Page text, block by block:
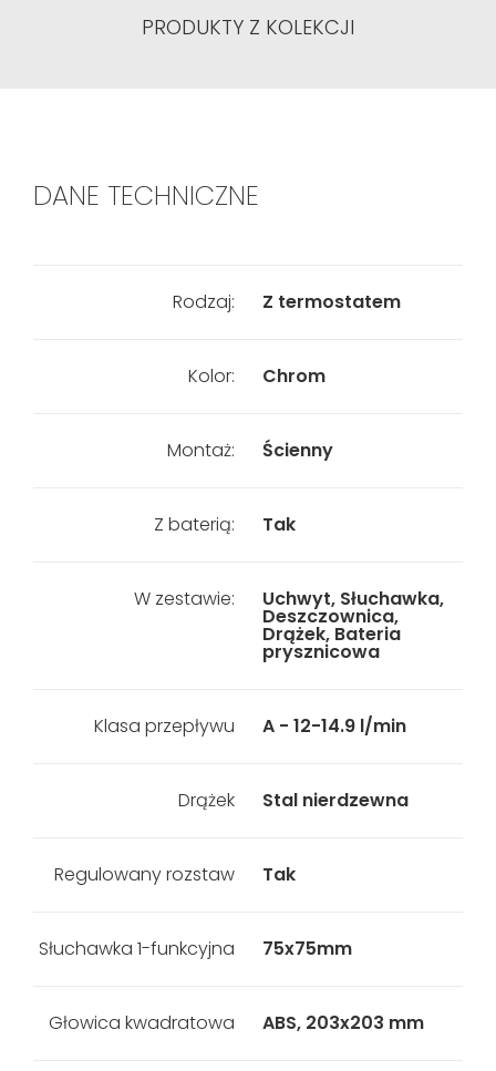
PRODUKTY Z KOLEKCJI
DANE TECHNICZNE
Rodzaj: Z termostatem
Kolor: Chrom
Montaż: Ścienny
Z baterią: Tak
W zestawie: Uchwyt, Słuchawka,
Deszczownica,
Drążek, Bateria
prysznicowa
Klasa przepływu A - 12-14.9 l/min
Drążek Stal nierdzewna
Regulowany rozstaw Tak
Słuchawka 1-funkcyjna 75x75mm
Głowica kwadratowa ABS, 203x203 mm